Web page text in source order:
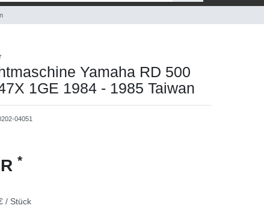
Yamaha RD 500
1GE 1984 - 1985 Taiwan
04051
*
/ Stück